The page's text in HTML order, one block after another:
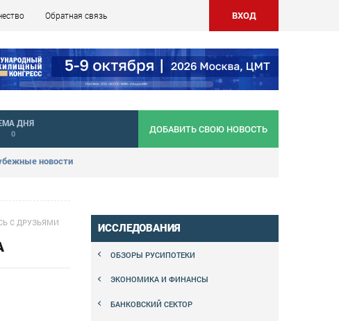
Обратная связь ВХОД
новости
ДНЯ
0 ДОБАВИТЬ СВОЮ НОВОСТЬ
С ДРУЗЬЯМИ ИССЛЕДОВАНИЯ
ОБЗОРЫ РУСИПОТЕКИ
ЭКОНОМИКА И ФИНАНСЫ
БАНКОВСКИЙ СЕКТОР